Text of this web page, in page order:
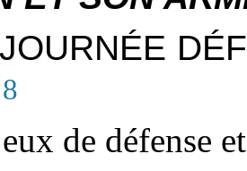
8
de défense